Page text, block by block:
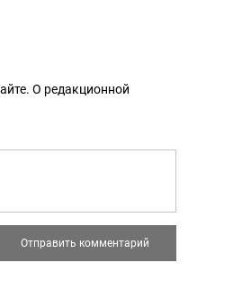
О редакционной